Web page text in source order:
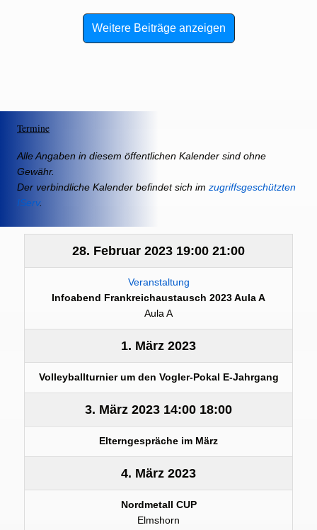
Weitere Beiträge anzeigen
Termine
Alle Angaben in diesem öffentlichen Kalender sind ohne
Gewähr.
Der verbindliche Kalender befindet sich im zugriffsgeschützten
IServ.
28. Februar 2023 19:00 21:00
Veranstaltung
Infoabend Frankreichaustausch 2023 Aula A
Aula A
1. März 2023
Volleyballturnier um den Vogler-Pokal E-Jahrgang
3. März 2023 14:00 18:00
Elterngespräche im März
4. März 2023
Nordmetall CUP
Elmshorn